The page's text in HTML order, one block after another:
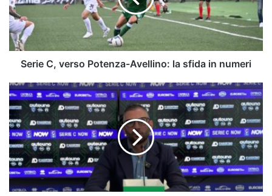
la
sfida
in
numeri
Serie C, verso Potenza-Avellino: la sfida in numeri
Avellino
Youth,
Capobianco:
"Cinque
anni
positivi,
ma
è
solo